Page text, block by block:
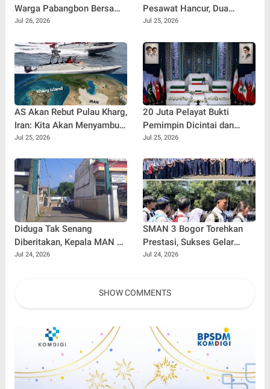
Warga Pabangbon Bersama
Kepala Desa Gelar Gotong
Jul 26, 2026
Pesawat Hancur, Dua
Tentara Gugur, Satu Hilang
Jul 25, 2026
AS Akan Rebut Pulau Kharg,
Iran: Kita Akan Menyambut
TEHERAN
Jul 25, 2026
20 Juta Pelayat Bukti
Pemimpin Dicintai dan
Selalu Didoakan
Jul 25, 2026
Diduga Tak Senang
Diberitakan, Kepala MAN 4
Cijeruk Blokir Nomor
Jul 24, 2026
SMAN 3 Bogor Torehkan
Prestasi, Sukses Gelar
MPLS Berbasis Ekologi dan
Provinsi
Jul 24, 2026
SHOW COMMENTS